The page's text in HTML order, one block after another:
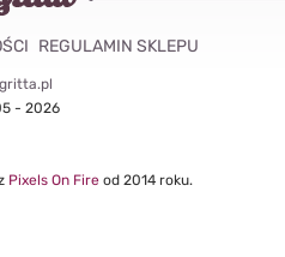
- 2026
REGULAMIN SKLEPU
Pixels On Fire od 2014 roku.